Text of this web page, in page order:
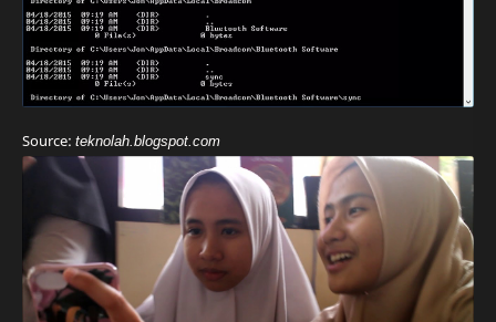
Source: teknolah.blogspot.com